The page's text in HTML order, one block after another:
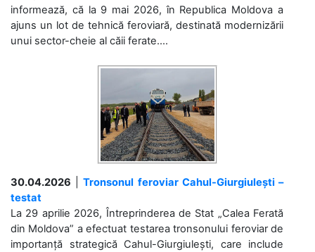
informează, că la 9 mai 2026, în Republica Moldova a
ajuns un lot de tehnică feroviară, destinată modernizării
unui sector-cheie al căii ferate....
30.04.2026 |Tronsonul feroviar Cahul-Giurgiulești –
testat
La 29 aprilie 2026, Întreprinderea de Stat „Calea Ferată
din Moldova” a efectuat testarea tronsonului feroviar de
importanță strategică Cahul-Giurgiulești, care include